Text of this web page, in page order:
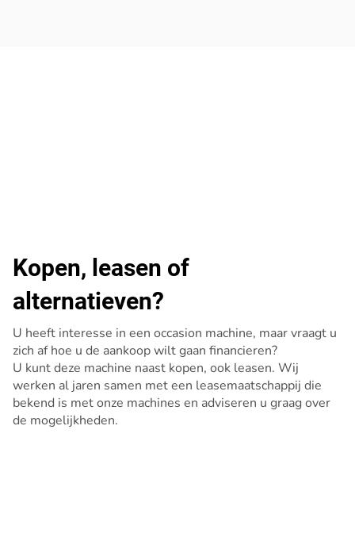
Kopen, leasen of
alternatieven?
U heeft interesse in een occasion machine, maar vraagt u
zich af hoe u de aankoop wilt gaan financieren?
U kunt deze machine naast kopen, ook leasen. Wij
werken al jaren samen met een leasemaatschappij die
bekend is met onze machines en adviseren u graag over
de mogelijkheden.